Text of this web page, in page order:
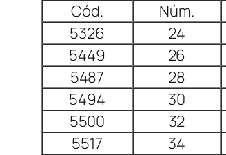
Cód. Núm.
5326
24
5449
26
5487
28
5494
30
5500
32
5517
34